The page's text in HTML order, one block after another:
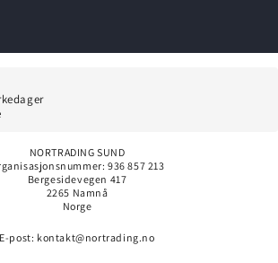
NORTRADING SUND
936 857 213
Bergesidevegen 417
2265 Namnå
Norge
E-post: kontakt@nortrading.no